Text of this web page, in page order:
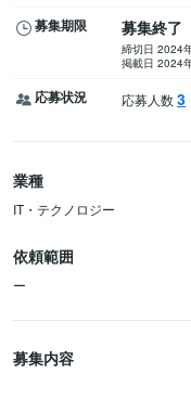
募集期限 募集終了
締切日 2024
掲載日 2024
応募状況 応募人数3
業種
IT・テクノロジー
依頼範囲
ー
募集内容